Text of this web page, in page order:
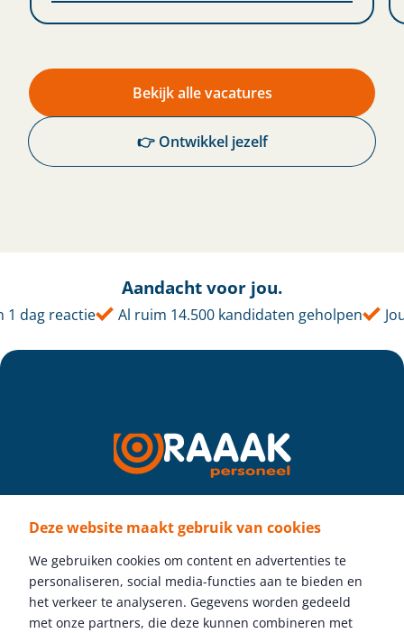
Deze website maakt gebruik van cookies
We gebruiken cookies om content en advertenties te
personaliseren, social media-functies aan te bieden en
het verkeer te analyseren. Gegevens worden gedeeld
met onze partners, die deze kunnen combineren met
Bekijk alle vacatures
👉 Ontwikkel jezelf
Aandacht voor jou.
reactie Al ruim 14.500 kandidaten geholpen
Volg ons